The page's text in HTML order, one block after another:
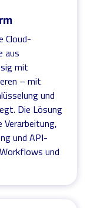
Cloud-
aus
mit
– mit
und
Die Lösung
und API-
und